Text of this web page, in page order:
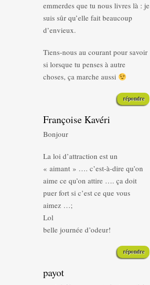
emmerdes que tu nous livres là : je
suis sûr qu’elle fait beaucoup
d’envieux.
Tiens-nous au courant pour savoir
si lorsque tu penses à autre
choses, ça marche aussi
répondre
Françoise Kavéri
Bonjour
La loi d’attraction est un
« aimant » …. c’est-à-dire qu’on
aime ce qu’on attire …. ça doit
puer fort si c’est ce que vous
aimez …;
Lol
belle journée d’odeur!
répondre
payot